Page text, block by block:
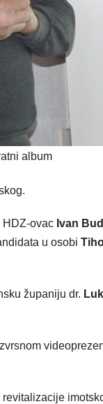
album
HDZ-ovac Ivan
u osobi
županiju dr.